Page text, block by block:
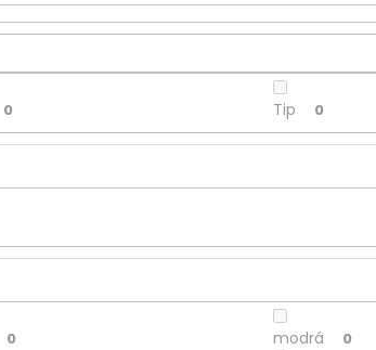
0 Tip 0
0 modrá 0